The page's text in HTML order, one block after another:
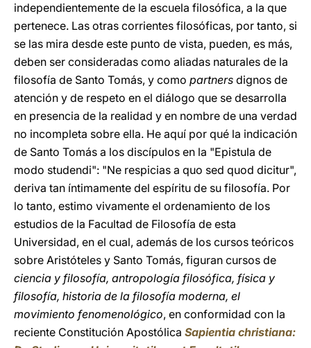
independientemente de la escuela filosófica, a la que
pertenece. Las otras corrientes filosóficas, por tanto, si
se las mira desde este punto de vista, pueden, es más,
deben ser consideradas como aliadas naturales de la
filosofía de Santo Tomás, y como partners dignos de
atención y de respeto en el diálogo que se desarrolla
en presencia de la realidad y en nombre de una verdad
no incompleta sobre ella. He aquí por qué la indicación
de Santo Tomás a los discípulos en la "Epistula de
modo studendi": "Ne respicias a quo sed quod dicitur",
deriva tan íntimamente del espíritu de su filosofía. Por
lo tanto, estimo vivamente el ordenamiento de los
estudios de la Facultad de Filosofía de esta
Universidad, en el cual, además de los cursos teóricos
sobre Aristóteles y Santo Tomás, figuran cursos de
ciencia y filosofía, antropología filosófica, física y
filosofía, historia de la filosofía moderna, el
movimiento fenomenológico, en conformidad con la
reciente Constitución Apostólica Sapientia christiana: